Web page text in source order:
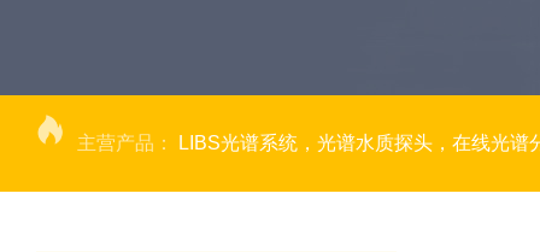
主营产品： LIBS光谱系统，光谱水质探头，在线光谱分析，高光谱相机，量子效